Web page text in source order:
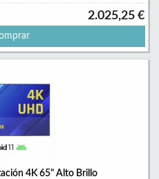
2.025,25 €
4K 65" Alto Brillo